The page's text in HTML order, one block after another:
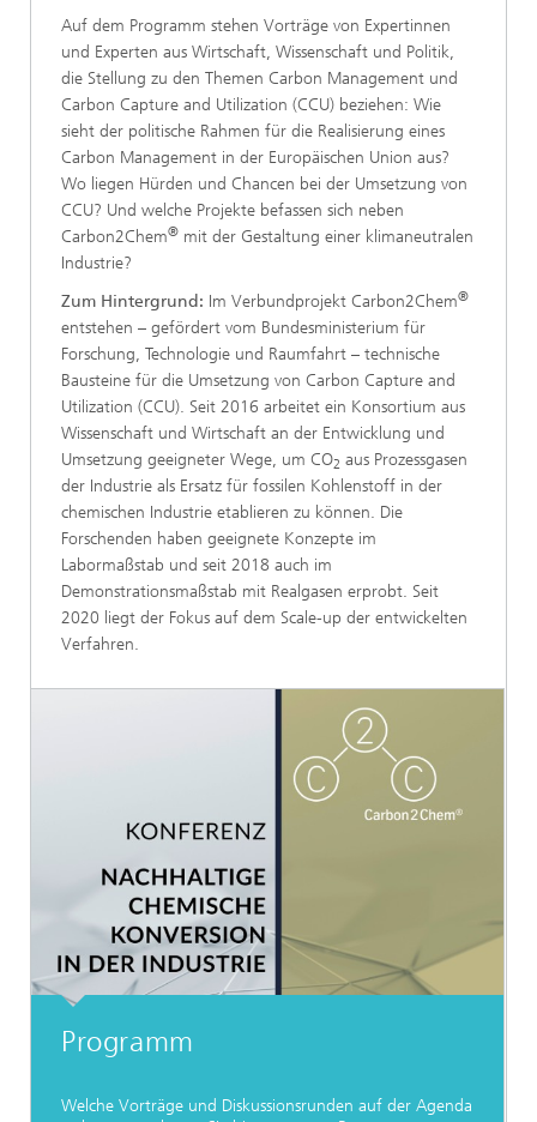
Auf dem Programm stehen Vorträge von Expertinnen
und Experten aus Wirtschaft, Wissenschaft und Politik,
die Stellung zu den Themen Carbon Management und
Carbon Capture and Utilization (CCU) beziehen: Wie
sieht der politische Rahmen für die Realisierung eines
Carbon Management in der Europäischen Union aus?
Wo liegen Hürden und Chancen bei der Umsetzung von
CCU? Und welche Projekte befassen sich neben
Carbon2Chem® mit der Gestaltung einer klimaneutralen
Industrie?
Zum Hintergrund: Im Verbundprojekt Carbon2Chem®
entstehen – gefördert vom Bundesministerium für
Forschung, Technologie und Raumfahrt – technische
Bausteine für die Umsetzung von Carbon Capture and
Utilization (CCU). Seit 2016 arbeitet ein Konsortium aus
Wissenschaft und Wirtschaft an der Entwicklung und
Umsetzung geeigneter Wege, um CO2 aus Prozessgasen
der Industrie als Ersatz für fossilen Kohlenstoff in der
chemischen Industrie etablieren zu können. Die
Forschenden haben geeignete Konzepte im
Labormaßstab und seit 2018 auch im
Demonstrationsmaßstab mit Realgasen erprobt. Seit
2020 liegt der Fokus auf dem Scale-up der entwickelten
Verfahren.
Programm
Welche Vorträge und Diskussionsrunden auf der Agenda